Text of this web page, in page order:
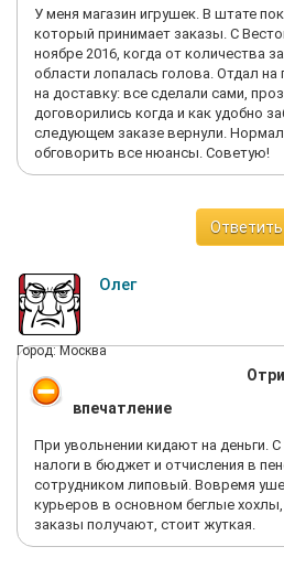
У меня магазин игрушек. В штате
который принимает заказы. С
ноябре 2016, когда от количества
области лопалась голова. Отдал на
на доставку: все сделали сами,
договорились когда и как удобно
следующем заказе вернули.
обговорить все нюансы. Советую!
Ответить
Олег
Город: Москва
впечатление
При увольнении кидают на деньги. С
налоги в бюджет и отчисления в
сотрудником липовый. Вовремя
курьеров в основном беглые
заказы получают, стоит жуткая.